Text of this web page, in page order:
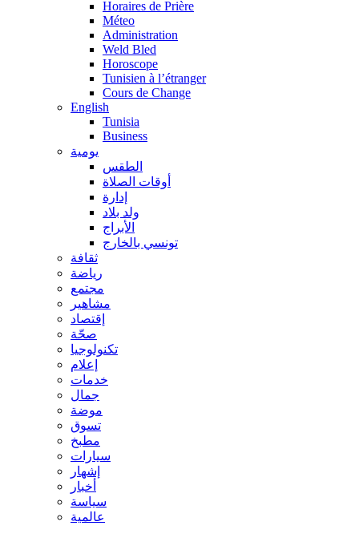
Horaires de Prière
Méteo
Administration
Weld Bled
Horoscope
Tunisien à l’étranger
Cours de Change
English
Tunisia
Business
يومية
الطقس
أوقات الصلاة
إدارة
ولد بلاد
الأبراج
تونسي بالخارج
ثقافة
رياضة
مجتمع
مشاهير
إقتصاد
صحّة
تكنولوجيا
إعلام
خدمات
جمال
موضة
تسوق
مطبخ
سيارات
إشهار
أخبار
سياسة
عالمية